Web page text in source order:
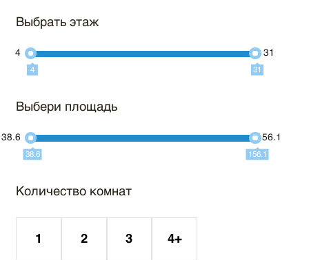
Выбрать этаж
4
4 31
31
Выбери площадь
38.6
38.6 156.1
156.1
Количество комнат
1 2 3 4+